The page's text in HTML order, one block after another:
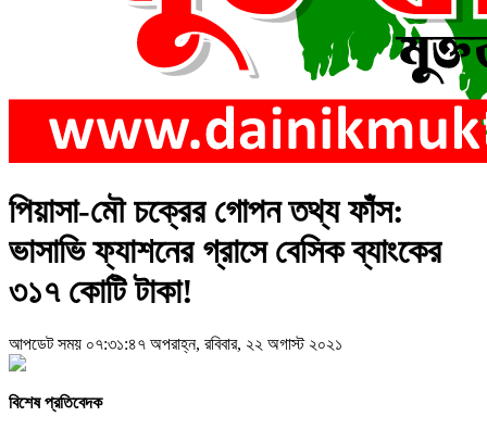
পিয়াসা-মৌ চক্রের গোপন তথ্য ফাঁস:
ভাসাভি ফ্যাশনের গ্রাসে বেসিক ব্যাংকের
৩১৭ কোটি টাকা!
আপডেট সময় ০৭:৩১:৪৭ অপরাহ্ন, রবিবার, ২২ অগাস্ট ২০২১
বিশেষ প্রতিবেদক